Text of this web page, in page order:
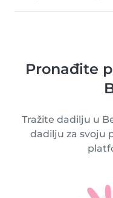
Pronađite
Tražite dadilju u
dadilju za svoju